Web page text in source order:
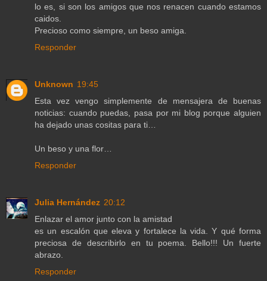
lo es, si son los amigos que nos renacen cuando estamos
caidos.
Precioso como siempre, un beso amiga.
Responder
Unknown 19:45
Esta vez vengo simplemente de mensajera de buenas
noticias: cuando puedas, pasa por mi blog porque alguien
ha dejado unas cositas para ti…
Un beso y una flor…
Responder
Julia Hernández 20:12
Enlazar el amor junto con la amistad
es un escalón que eleva y fortalece la vida. Y qué forma
preciosa de describirlo en tu poema. Bello!!! Un fuerte
abrazo.
Responder